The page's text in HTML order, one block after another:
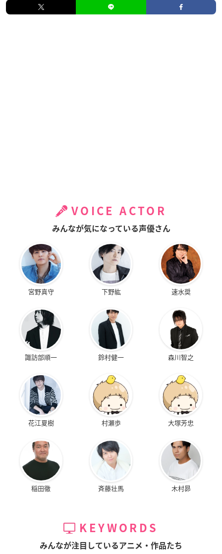
VOICE ACTOR
みんなが気になっている声優さん
宮野真守 下野紘 速水奨
諏訪部順一 鈴村健一 森川智之
花江夏樹 村瀬歩 大塚芳忠
稲田徹 斉藤壮馬 木村昴
KEYWORDS
みんなが注目しているアニメ・作品たち